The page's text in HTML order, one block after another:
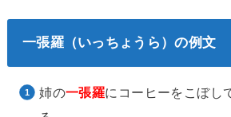
一張羅（いっちょうら）の例文
姉の一張羅にコーヒーをこぼし